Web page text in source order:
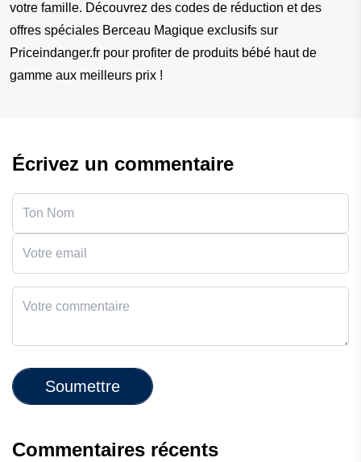
votre famille. Découvrez des codes de réduction et des
offres spéciales Berceau Magique exclusifs sur
Priceindanger.fr pour profiter de produits bébé haut de
gamme aux meilleurs prix !
Écrivez un commentaire
Soumettre
Commentaires récents